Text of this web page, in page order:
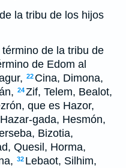
la tribu de los hijos
de la tribu de
de Edom al
22 Cina, Dimona,
24Zif, Telem, Bealot,
que es Hazor,
Hazar-gada, Hesmón,
Bizotia,
Quesil, Horma,
32 Lebaot, Silhim,